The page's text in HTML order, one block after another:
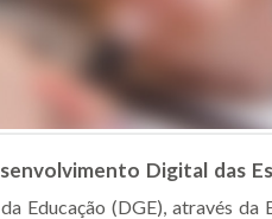
Digital das
Educação (DGE), através da